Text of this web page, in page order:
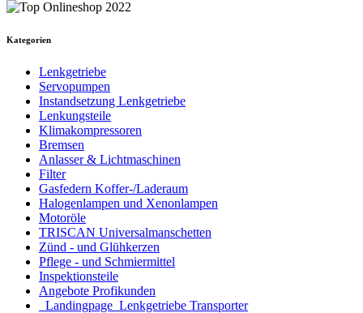
Kategorien
Lenkgetriebe
Servopumpen
Instandsetzung Lenkgetriebe
Lenkungsteile
Klimakompressoren
Bremsen
Anlasser & Lichtmaschinen
Filter
Gasfedern Koffer-/Laderaum
Halogenlampen und Xenonlampen
Motoröle
TRISCAN Universalmanschetten
Zünd - und Glühkerzen
Pflege - und Schmiermittel
Inspektionsteile
Angebote Profikunden
_Landingpage_Lenkgetriebe Transporter